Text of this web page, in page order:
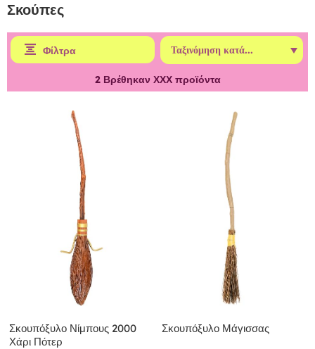
Σκούπες
Φίλτρα
2Βρέθηκαν ΧΧΧ προϊόντα
Σκουπόξυλο Νίμπους 2000
Χάρι Πότερ
Σκουπόξυλο Μάγισσας